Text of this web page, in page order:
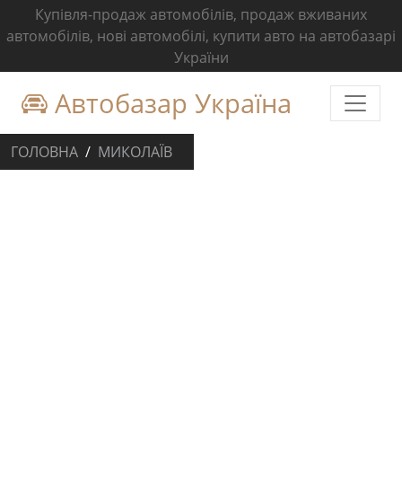
Купівля-продаж автомобілів, продаж вживаних
автомобілів, нові автомобілі, купити авто на автобазарі
України
Автобазар Україна
ГОЛОВНА МИКОЛАЇВ